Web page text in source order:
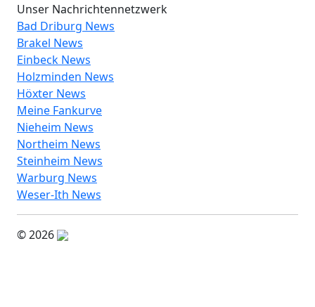
Unser Nachrichtennetzwerk
Bad Driburg News
Brakel News
Einbeck News
Holzminden News
Höxter News
Meine Fankurve
Nieheim News
Northeim News
Steinheim News
Warburg News
Weser-Ith News
© 2026